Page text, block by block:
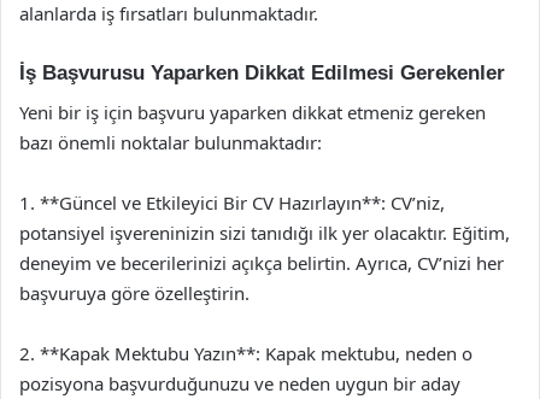
alanlarda iş fırsatları bulunmaktadır.
İş Başvurusu Yaparken Dikkat Edilmesi Gerekenler
Yeni bir iş için başvuru yaparken dikkat etmeniz gereken
bazı önemli noktalar bulunmaktadır:
1. **Güncel ve Etkileyici Bir CV Hazırlayın**: CV’niz,
potansiyel işvereninizin sizi tanıdığı ilk yer olacaktır. Eğitim,
deneyim ve becerilerinizi açıkça belirtin. Ayrıca, CV’nizi her
başvuruya göre özelleştirin.
2. **Kapak Mektubu Yazın**: Kapak mektubu, neden o
pozisyona başvurduğunuzu ve neden uygun bir aday